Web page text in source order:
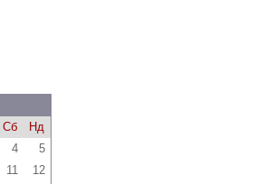
Сб
Нд
4
5
11
12